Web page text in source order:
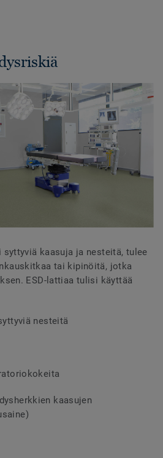
kaasuja ja nesteitä, tulee
tai kipinöitä, jotka
ESD-lattiaa tulisi käyttää
nesteitä
kaasujen